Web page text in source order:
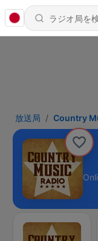
放送局 Country
Country Love